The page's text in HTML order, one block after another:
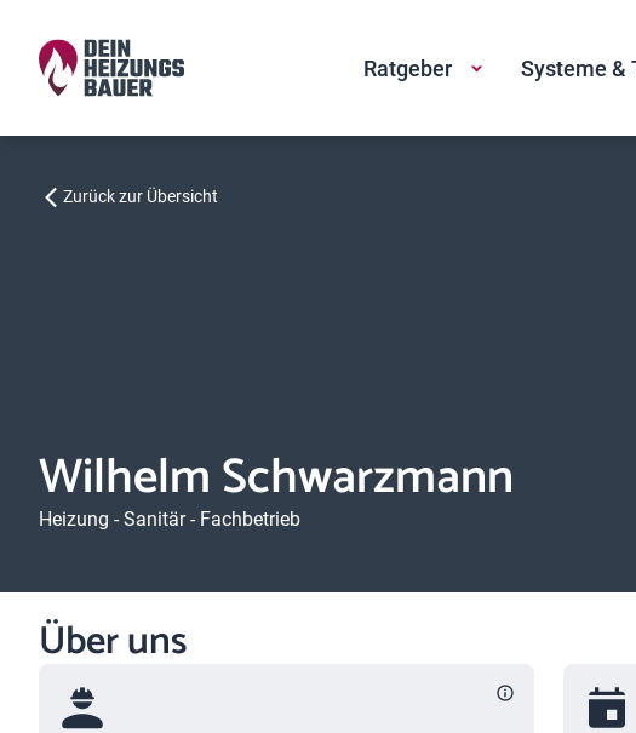
Ratgeber Systeme &
Zurück zur Übersicht
Wilhelm Schwarzmann
Heizung - Sanitär - Fachbetrieb
Über uns